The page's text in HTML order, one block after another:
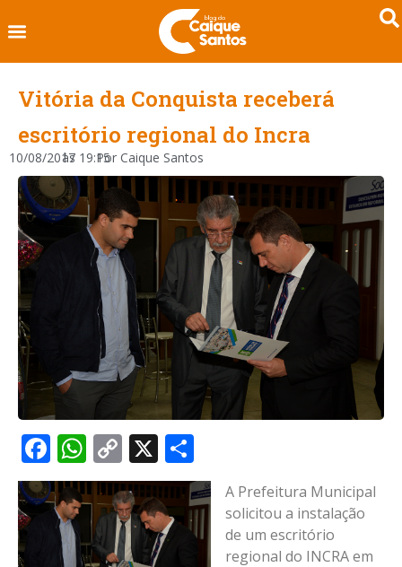
Vitória da Conquista receberá
escritório regional do Incra
10/08/2017
às 19:15
Por Caique Santos
Facebook
WhatsApp
Copy
Link
X
A Prefeitura Municipal
solicitou a instalação
de um escritório
regional do INCRA em